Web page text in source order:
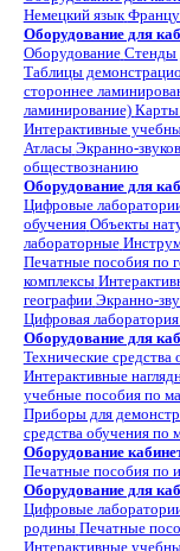
Немецкий язык
Оборудование для
Оборудование Стенды
Таблицы
стороннее
ламинирование)
Интерактивные
Атласы Экранно-
обществознанию
Оборудование для
Цифровые
обучения Объекты
лабораторные
Печатные пособия по
комплексы
географии Экранно-
Цифровая
Оборудование для
Технические средства
Интерактивные
учебные пособия по
Приборы для
средства обучения по
Оборудование
Печатные пособия по
Оборудование для
Цифровые
родины Печатные
Интерактивные